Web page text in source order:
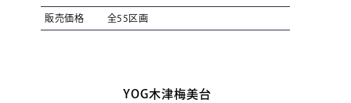
販売価格 全55区画
YOG木津梅美台